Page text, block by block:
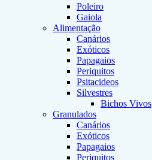
Poleiro
Gaiola
Alimentação
Canários
Exóticos
Papagaios
Periquitos
Psitacideos
Silvestres
Bichos Vivos
Granulados
Canários
Exóticos
Papagaios
Periquitos